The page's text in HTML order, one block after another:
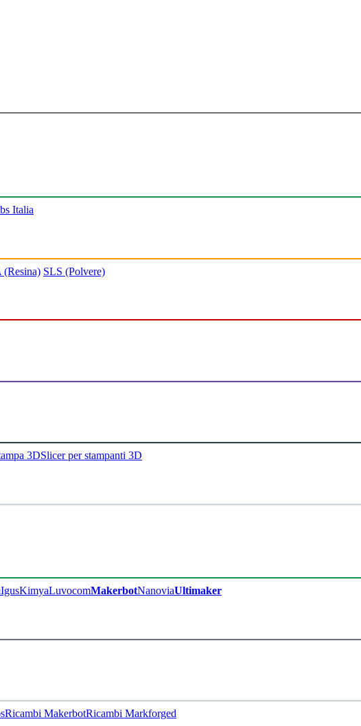
Italia
(Resina) SLS (Polvere)
3DSlicer per stampanti 3D
IgusKimyaLuvocomMakerbotNanoviaUltimaker​
Ricambi MakerbotRicambi Markforged